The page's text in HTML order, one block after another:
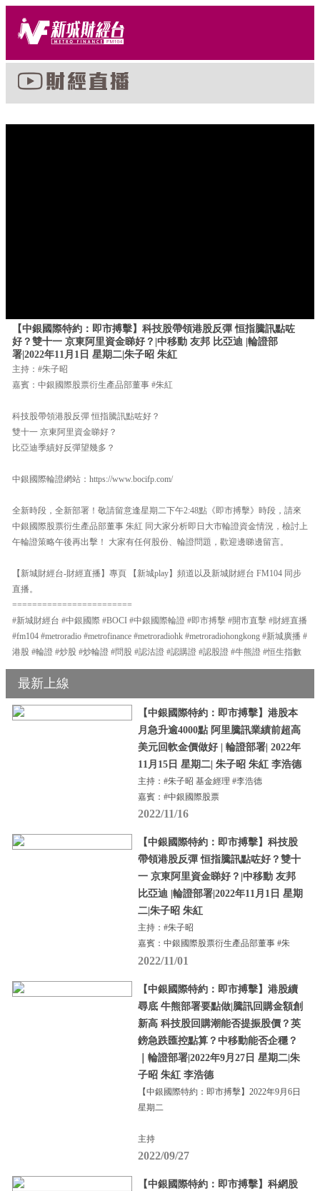
【中銀國際特約：即市搏擊】科技股帶領港股反彈 恒指騰訊點咗
好？雙十一 京東阿里資金睇好？|中移動 友邦 比亞迪 |輪證部
署|2022年11月1日 星期二|朱子昭 朱紅
主持：#朱子昭
嘉賓：中銀國際股票衍生產品部董事 #朱紅
科技股帶領港股反彈 恒指騰訊點咗好？
雙十一 京東阿里資金睇好？
比亞迪季績好反彈望幾多？
中銀國際輪證網站：https://www.bocifp.com/
全新時段，全新部署！敬請留意逢星期二下午2:48點《即市搏擊》時段，請來
中銀國際股票衍生產品部董事 朱紅 同大家分析即日大市輪證資金情況，檢討上
午輪證策略午後再出擊！ 大家有任何股份、輪證問題，歡迎邊睇邊留言。
【新城財經台-財經直播】專頁 【新城play】頻道以及新城財經台 FM104 同步
直播。
========================
#新城財經台 #中銀國際 #BOCI #中銀國際輪證 #即市搏擊 #開市直擊 #財經直播
#fm104 #metroradio #metrofinance #metroradiohk #metroradiohongkong #新城廣播 #
港股 #輪證 #炒股 #炒輪證 #問股 #認沽證 #認購證 #認股證 #牛熊證 #恒生指數
最新上線
【中銀國際特約：即市搏擊】港股本
月急升逾4000點 阿里騰訊業績前超高
美元回軟金價做好 | 輪證部署| 2022年
11月15日 星期二| 朱子昭 朱紅 李浩德
主持：#朱子昭 基金經理 #李浩德
嘉賓：#中銀國際股票
2022/11/16
【中銀國際特約：即市搏擊】科技股
帶領港股反彈 恒指騰訊點咗好？雙十
一 京東阿里資金睇好？|中移動 友邦
比亞迪 |輪證部署|2022年11月1日 星期
二|朱子昭 朱紅
主持：#朱子昭
嘉賓：中銀國際股票衍生產品部董事 #朱
2022/11/01
【中銀國際特約：即市搏擊】港股續
尋底 牛熊部署要點做|騰訊回購金額創
新高 科技股回購潮能否提振股價？英
鎊急跌匯控點算？中移動能否企穩？
｜輪證部署|2022年9月27日 星期二|朱
子昭 朱紅 李浩德
【中銀國際特約：即市搏擊】2022年9月6日
星期二
主持
2022/09/27
【中銀國際特約：即市搏擊】科網股